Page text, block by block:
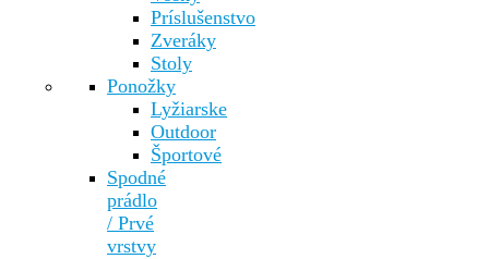
Príslušenstvo
Zveráky
Stoly
Ponožky
Lyžiarske
Outdoor
Športové
Spodné
prádlo
/ Prvé
vrstvy